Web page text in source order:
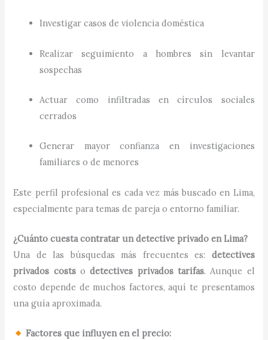
Investigar casos de violencia doméstica
Realizar seguimiento a hombres sin levantar
sospechas
Actuar como infiltradas en círculos sociales
cerrados
Generar mayor confianza en investigaciones
familiares o de menores
Este perfil profesional es cada vez más buscado en Lima,
especialmente para temas de pareja o entorno familiar.
¿Cuánto cuesta contratar un detective privado en Lima?
Una de las búsquedas más frecuentes es: detectives
privados costsodetectives privados tarifas. Aunque el
costo depende de muchos factores, aquí te presentamos
una guía aproximada.
Factores que influyen en el precio: